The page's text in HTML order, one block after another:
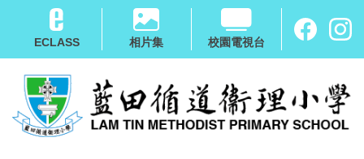
內
ECLASS 相片集 校園電視台